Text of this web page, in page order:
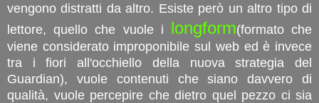
vengono distratti da altro. Esiste però un altro tipo di
lettore, quello che vuole i longform(formato che
viene considerato improponibile sul web ed è invece
tra i fiori all'occhiello della nuova strategia del
Guardian), vuole contenuti che siano davvero di
qualità, vuole percepire che dietro quel pezzo ci sia